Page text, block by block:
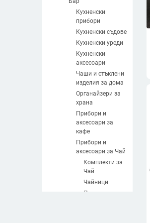
Кухненски
прибори
Кухненски съдове
Кухненски уреди
Кухненски
аксесоари
Чаши и стъклени
изделия за дома
Органайзери за
храна
Прибори и
аксесоари за
кафе
Прибори и
аксесоари за Чай
Комплекти за
Чай
Чайници
Подноси за